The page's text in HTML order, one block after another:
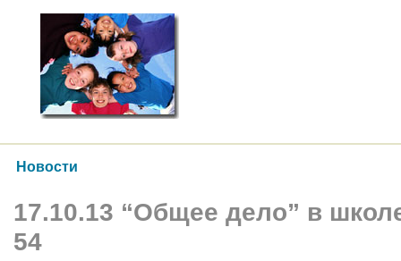
Новости
17.10.13 “Общее дело” в
54